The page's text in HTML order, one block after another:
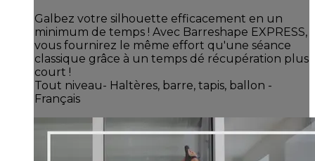
Galbez votre silhouette efficacement en un
minimum de temps ! Avec Barreshape EXPRESS,
vous fournirez le même effort qu'une séance
classique grâce à un temps dé récupération plus
court !
Tout niveau- Haltères, barre, tapis, ballon -
Français